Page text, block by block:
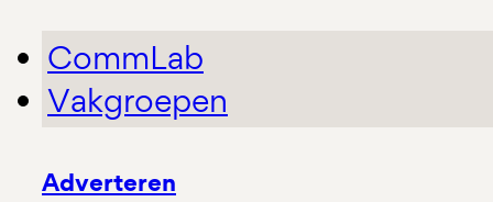
CommLab
Vakgroepen
Adverteren